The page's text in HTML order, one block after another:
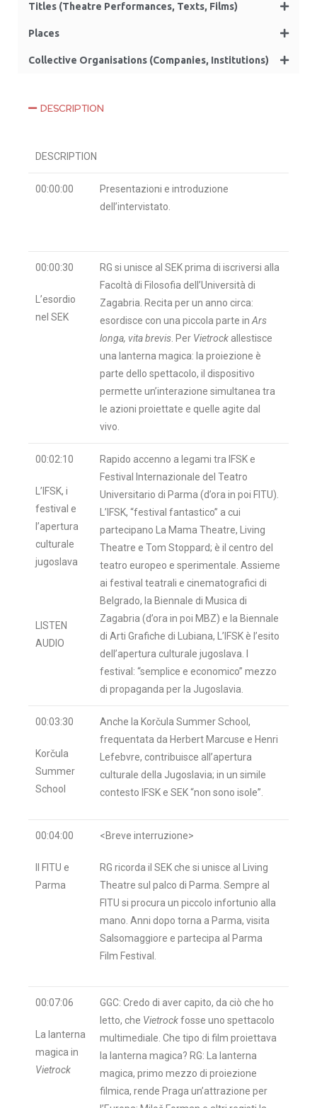
Titles (Theatre Performances, Texts, Films)
Places
Collective Organisations (Companies, Institutions)
DESCRIPTION
DESCRIPTION
00:00:00
Presentazioni e introduzione
dell’intervistato.
00:00:30
L’esordio
nel SEK
RG si unisce al SEK prima di iscriversi alla
Facoltà di Filosofia dell’Università di
Zagabria. Recita per un anno circa:
esordisce con una piccola parte in Ars
longa, vita brevis . Per Vietrock allestisce
una lanterna magica: la proiezione è
parte dello spettacolo, il dispositivo
permette un’interazione simultanea tra
le azioni proiettate e quelle agite dal
vivo.
00:02:10
L’IFSK, i
festival e
l’apertura
culturale
jugoslava
LISTEN
AUDIO
Rapido accenno a legami tra IFSK e
Festival Internazionale del Teatro
Universitario di Parma (d’ora in poi FITU).
L’IFSK, “festival fantastico” a cui
partecipano La Mama Theatre, Living
Theatre e Tom Stoppard; è il centro del
teatro europeo e sperimentale. Assieme
ai festival teatrali e cinematografici di
Belgrado, la Biennale di Musica di
Zagabria (d’ora in poi MBZ) e la Biennale
di Arti Grafiche di Lubiana, L’IFSK è l’esito
dell’apertura culturale jugoslava. I
festival: “semplice e economico” mezzo
di propaganda per la Jugoslavia.
00:03:30
Korčula
Summer
School
Anche la Korčula Summer School,
frequentata da Herbert Marcuse e Henri
Lefebvre, contribuisce all’apertura
culturale della Jugoslavia; in un simile
contesto IFSK e SEK “non sono isole”.
00:04:00
Il FITU e
Parma
<Breve interruzione>
RG ricorda il SEK che si unisce al Living
Theatre sul palco di Parma. Sempre al
FITU si procura un piccolo infortunio alla
mano. Anni dopo torna a Parma, visita
Salsomaggiore e partecipa al Parma
Film Festival.
00:07:06
La lanterna
magica in
Vietrock
GGC: Credo di aver capito, da ciò che ho
letto, che Vietrockfosse uno spettacolo
multimediale. Che tipo di film proiettava
la lanterna magica? RG: La lanterna
magica, primo mezzo di proiezione
filmica, rende Praga un’attrazione per